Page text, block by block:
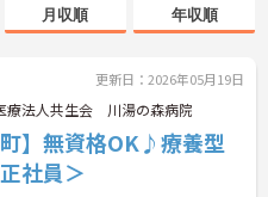
月収順 年収順
更新日：2026年05月19日
療法人共生会 川湯の森病院
町】無資格OK♪療養型
社員＞